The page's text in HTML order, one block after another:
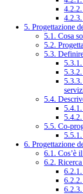
5. Progettazione
5.1. Cosa
5.2.
5.3.
5.4.
5.5. Co-
6. Progettazione
6.1. Cos’è
6.2.